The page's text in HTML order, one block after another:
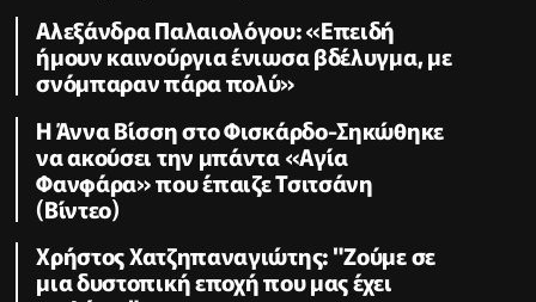
Αλεξάνδρα Παλαιολόγου: «Επειδή
ήμουν καινούργια ένιωσα βδέλυγμα, με
σνόμπαραν πάρα πολύ»
Η Άννα Βίσση στο Φισκάρδο-Σηκώθηκε
να ακούσει την μπάντα «Αγία
Φανφάρα» που έπαιζε Τσιτσάνη
(Βίντεο)
Χρήστος Χατζηπαναγιώτης: "Ζούμε σε
μια δυστοπική εποχή που μας έχει